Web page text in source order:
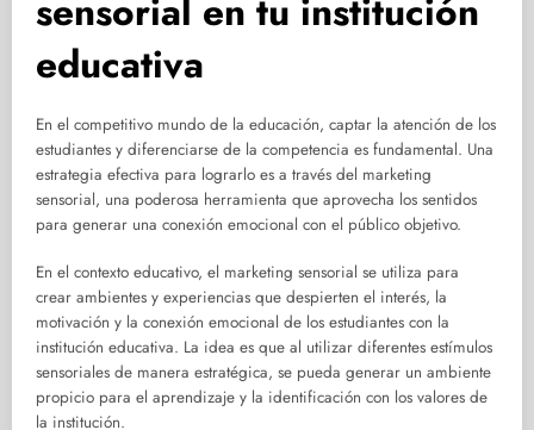
sensorial en tu institución
educativa
En el competitivo mundo de la educación, captar la atención de los
estudiantes y diferenciarse de la competencia es fundamental. Una
estrategia efectiva para lograrlo es a través del marketing
sensorial, una poderosa herramienta que aprovecha los sentidos
para generar una conexión emocional con el público objetivo.
En el contexto educativo, el marketing sensorial se utiliza para
crear ambientes y experiencias que despierten el interés, la
motivación y la conexión emocional de los estudiantes con la
institución educativa. La idea es que al utilizar diferentes estímulos
sensoriales de manera estratégica, se pueda generar un ambiente
propicio para el aprendizaje y la identificación con los valores de
la institución.